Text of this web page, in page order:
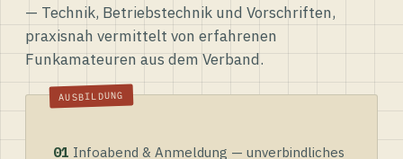
— Technik, Betriebstechnik und Vorschriften,
praxisnah vermittelt von erfahrenen
Funkamateuren aus dem Verband.
01 Infoabend & Anmeldung — unverbindliches